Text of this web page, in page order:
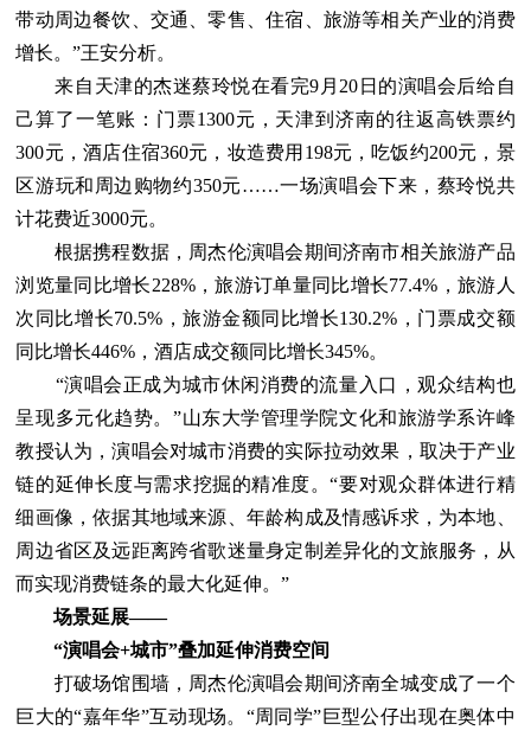
带动周边餐饮、交通、零售、住宿、旅游等相关产业的消费
增长。”王安分析。
来自天津的杰迷蔡玲悦在看完9月20日的演唱会后给自
己算了一笔账：门票1300元，天津到济南的往返高铁票约
300元，酒店住宿360元，妆造费用198元，吃饭约200元，景
区游玩和周边购物约350元……一场演唱会下来，蔡玲悦共
计花费近3000元。
根据携程数据，周杰伦演唱会期间济南市相关旅游产品
浏览量同比增长228%，旅游订单量同比增长77.4%，旅游人
次同比增长70.5%，旅游金额同比增长130.2%，门票成交额
同比增长446%，酒店成交额同比增长345%。
“演唱会正成为城市休闲消费的流量入口，观众结构也
呈现多元化趋势。”山东大学管理学院文化和旅游学系许峰
教授认为，演唱会对城市消费的实际拉动效果，取决于产业
链的延伸长度与需求挖掘的精准度。“要对观众群体进行精
细画像，依据其地域来源、年龄构成及情感诉求，为本地、
周边省区及远距离跨省歌迷量身定制差异化的文旅服务，从
而实现消费链条的最大化延伸。”
场景延展——
“演唱会+城市”叠加延伸消费空间
打破场馆围墙，周杰伦演唱会期间济南全城变成了一个
巨大的“嘉年华”互动现场。“周同学”巨型公仔出现在奥体中